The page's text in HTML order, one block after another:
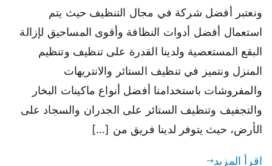
ونعتبر أفضل شركة في مجال التنظيف حيث يتم
استعمال أفضل أدوات النظافة وأقوى المساحيق لإزالة
البقع المستعصية ولدينا القدرة على تنظيف وتنظيم
المنزل ونتميز في تنظيف الستائر والانتريهات
والمفروشات باستخدامنا أفضل أنواع ماكينات البخار
والتجفيف وتنظيف الستائر على الجدران والسجاد على
الأرض، حيث يتوفر لدينا فريق من […]
اقرأ المزيد